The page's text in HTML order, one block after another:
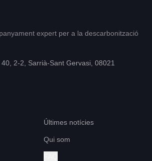
expert per a la descarbonització
2-2, Sarrià-Sant Gervasi, 08021
Últimes notícies
Qui som